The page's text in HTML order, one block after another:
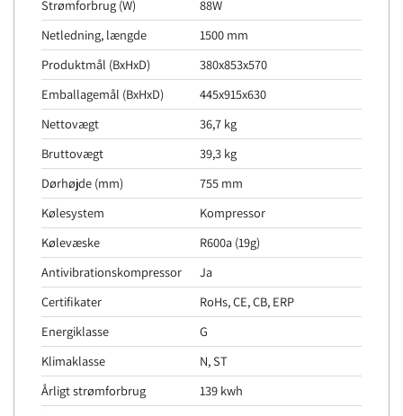
Strømforbrug (W)
88W
Netledning, længde
1500 mm
Produktmål (BxHxD)
380x853x570
Emballagemål (BxHxD)
445x915x630
Nettovægt
36,7 kg
Bruttovægt
39,3 kg
Dørhøjde (mm)
755 mm
Kølesystem
Kompressor
Kølevæske
R600a (19g)
Antivibrationskompressor
Ja
Certifikater
RoHs, CE, CB, ERP
Energiklasse
G
Klimaklasse
N, ST
Årligt strømforbrug
139 kwh